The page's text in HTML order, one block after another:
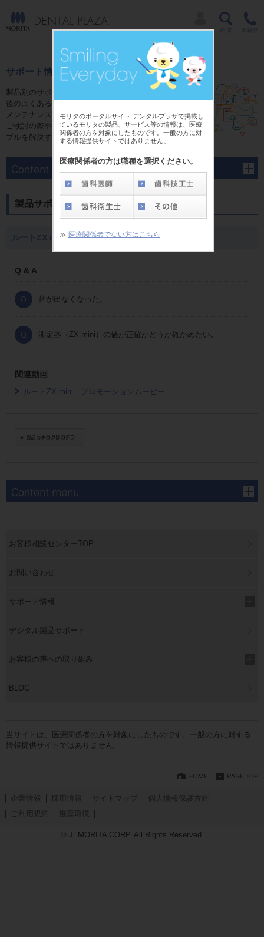
モリタのポータルサイト デンタルプラザで掲載し
ているモリタの製品、サービス等の情報は、医療
関係者の方を対象にしたものです。一般の方に対
する情報提供サイトではありません。
医療関係者の方は職種を選択ください。
≫ 医療関係者でない方はこちら
サポート情報
製品別のサポートページでは、ご購入前やご購入
後のよくあるご質問にお答えするFAQ、修理、
メンテナンスに関する情報をご用意しています。
ご検討の際や、ご購入後のさまさまな疑問やトラ
ブルを解決する為にご活用ください。
製品サポート
ルートZX mini
Q & A
音が出なくなった。
測定器（ZX mini）の値が正確かどうか確かめたい。
関連動画
ルートZX mini プロモーションムービー
お客様相談センターTOP
お問い合わせ
サポート情報
デジタル製品サポート
お客様の声への取り組み
BLOG
当サイトは、医療関係者の方を対象にしたものです。一般の方に対する
情報提供サイトではありません。
企業情報 採用情報 サイトマップ
個人情報保護方針
ご利用規約
推奨環境
© J. MORITA CORP. All Rights Reserved.